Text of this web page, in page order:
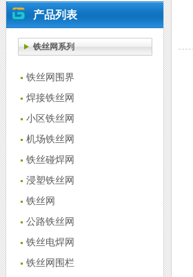
产品列表
铁丝网系列
铁丝网围界
焊接铁丝网
小区铁丝网
机场铁丝网
铁丝碰焊网
浸塑铁丝网
铁丝网
公路铁丝网
铁丝电焊网
铁丝网围栏